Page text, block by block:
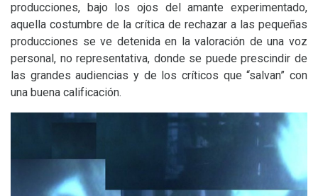
producciones, bajo los ojos del amante experimentado,
aquella costumbre de la crítica de rechazar a las pequeñas
producciones se ve detenida en la valoración de una voz
personal, no representativa, donde se puede prescindir de
las grandes audiencias y de los críticos que “salvan” con
una buena calificación.